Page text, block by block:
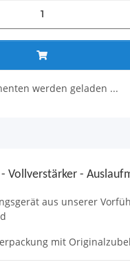
werden geladen ...
Vollverstärker -
aus unserer
mit